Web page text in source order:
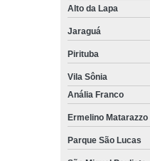
Alto da Lapa
Jaraguá
Pirituba
Vila Sônia
Anália Franco
Ermelino Matarazzo
Parque São Lucas